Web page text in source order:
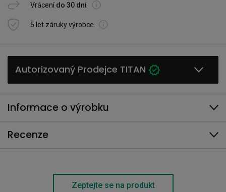
Vrácení do 30 dni
5 let záruky výrobce
Autorizovaný Prodejce TITAN
Informace o výrobku
Recenze
Zeptejte se na produkt